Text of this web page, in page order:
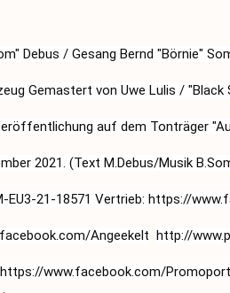
Gemastert von Uwe Lulis /
auf dem Tonträger
2021. (Text M.Debus/Musik
EU3-21-18571 Vertrieb: https://
Angeekelt http://
https://www.facebook.com/